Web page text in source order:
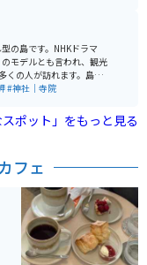
に駐車し、そこから山道
。道は一部舗装されてい
、結構大変です。駐車場
。海辺には、本州最東端
かもしれません。 到達
所で購入できるので、行
田屋 ・浄土ヶ浜パークホ
中宮古 ・宮古市重茂出
の島です。NHKドラマ
モデルとも言われ、観光
の人が訪れます。島のお
し、弁財天が祭られてい
#神社｜寺院
スポット」をもっと見る
フェ